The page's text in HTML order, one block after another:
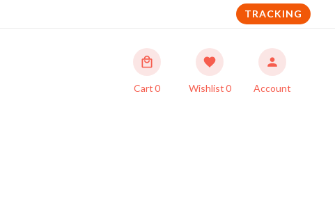
TRACKING
Cart0 Wishlist0 Account